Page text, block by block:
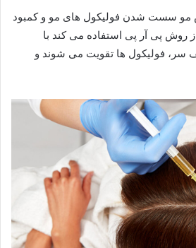
مو سست شدن فولیکول های مو و کمبود
روش پی آر پی استفاده می کند با
سر، فولیکول ها تقویت می شوند و